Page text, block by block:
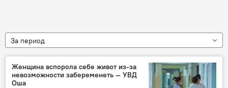
За период
Женщина вспорола себе живот из-за
невозможности забеременеть — УВД
Оша